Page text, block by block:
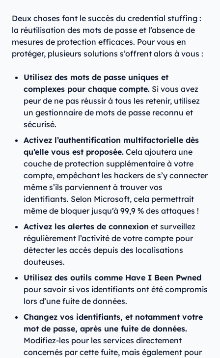
Deux choses font le succès du credential stuffing :
la réutilisation des mots de passe et l’absence de
mesures de protection efficaces. Pour vous en
protéger, plusieurs solutions s’offrent alors à vous :
Utilisez des mots de passe uniques et
complexes pour chaque compte. Si vous avez
peur de ne pas réussir à tous les retenir, utilisez
un gestionnaire de mots de passe reconnu et
sécurisé.
Activez l’authentification multifactorielle dès
qu’elle vous est proposée. Cela ajoutera une
couche de protection supplémentaire à votre
compte, empêchant les hackers de s’y connecter
même s’ils parviennent à trouver vos
identifiants. Selon Microsoft, cela permettrait
même de bloquer jusqu’à 99,9 % des attaques !
Activez les alertes de connexion et surveillez
régulièrement l’activité de votre compte pour
détecter les accès depuis des localisations
douteuses.
Utilisez des outils comme Have I Been Pwned
pour savoir si vos identifiants ont été compromis
lors d’une fuite de données.
Changez vos identifiants, et notamment votre
mot de passe, après une fuite de données.
Modifiez-les pour les services directement
concernés par cette fuite, mais également pour